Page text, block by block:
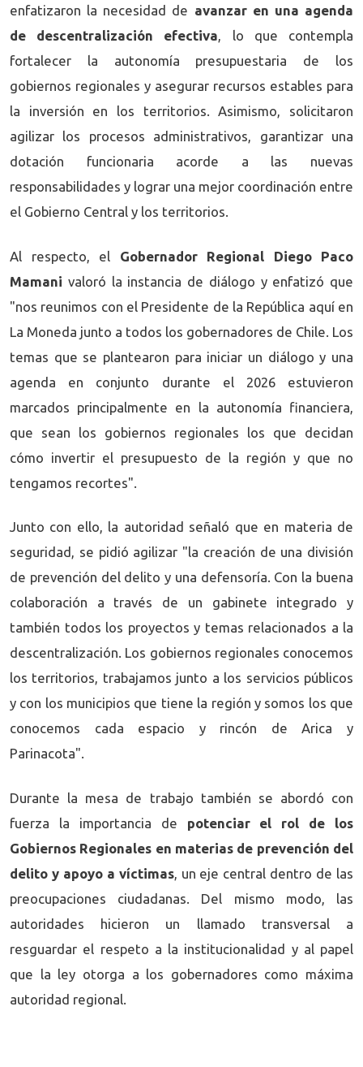
enfatizaron la necesidad de avanzar en una agenda
de descentralización efectiva, lo que contempla
fortalecer la autonomía presupuestaria de los
gobiernos regionales y asegurar recursos estables para
la inversión en los territorios. Asimismo, solicitaron
agilizar los procesos administrativos, garantizar una
dotación funcionaria acorde a las nuevas
responsabilidades y lograr una mejor coordinación entre
el Gobierno Central y los territorios.
Al respecto, el Gobernador Regional Diego Paco
Mamani valoró la instancia de diálogo y enfatizó que
"nos reunimos con el Presidente de la República aquí en
La Moneda junto a todos los gobernadores de Chile. Los
temas que se plantearon para iniciar un diálogo y una
agenda en conjunto durante el 2026 estuvieron
marcados principalmente en la autonomía financiera,
que sean los gobiernos regionales los que decidan
cómo invertir el presupuesto de la región y que no
tengamos recortes".
Junto con ello, la autoridad señaló que en materia de
seguridad, se pidió agilizar "la creación de una división
de prevención del delito y una defensoría. Con la buena
colaboración a través de un gabinete integrado y
también todos los proyectos y temas relacionados a la
descentralización. Los gobiernos regionales conocemos
los territorios, trabajamos junto a los servicios públicos
y con los municipios que tiene la región y somos los que
conocemos cada espacio y rincón de Arica y
Parinacota".
Durante la mesa de trabajo también se abordó con
fuerza la importancia de potenciar el rol de los
Gobiernos Regionales en materias de prevención del
delito y apoyo a víctimas, un eje central dentro de las
preocupaciones ciudadanas. Del mismo modo, las
autoridades hicieron un llamado transversal a
resguardar el respeto a la institucionalidad y al papel
que la ley otorga a los gobernadores como máxima
autoridad regional.